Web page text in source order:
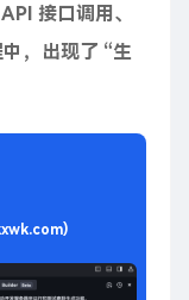
接口调用、
，出现了 “生